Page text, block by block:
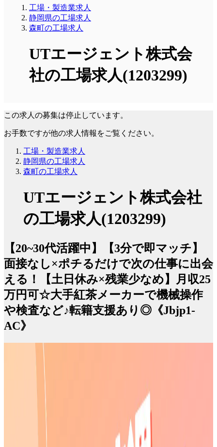
工場・製造業求人
静岡県の工場求人
森町の工場求人
UTエージェント株式会
社の工場求人(1203299)
この求人の募集は停止しています。
お手数ですが他の求人情報をご覧ください。
工場・製造業求人
静岡県の工場求人
森町の工場求人
UTエージェント株式会社
の工場求人(1203299)
【20~30代活躍中】【3分で即マッチ】
面接なし×ポチるだけで次の仕事に出会
える！【土日休み×残業少なめ】月収25
万円可☆大手紅茶メーカーで機械操作
や検査など♪転籍支援あり◎《Jbjp1-
AC》